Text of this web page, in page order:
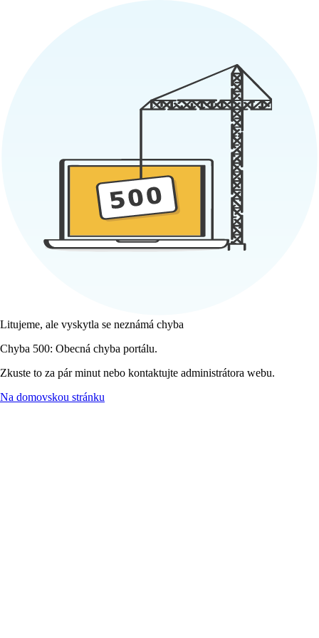
Litujeme, ale vyskytla se neznámá chyba
Chyba 500: Obecná chyba portálu.
Zkuste to za pár minut nebo kontaktujte administrátora webu.
Na domovskou stránku